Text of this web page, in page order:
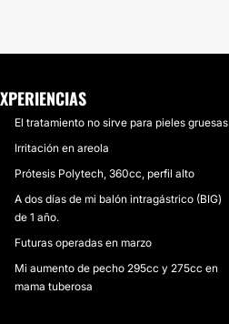
El tratamiento no sirve para pieles gruesas
Irritación en areola
Prótesis Polytech, 360cc, perfil alto
A dos días de mi balón intragástrico (BIG)
de 1 año.
Futuras operadas en marzo
Mi aumento de pecho 295cc y 275cc en
mama tuberosa